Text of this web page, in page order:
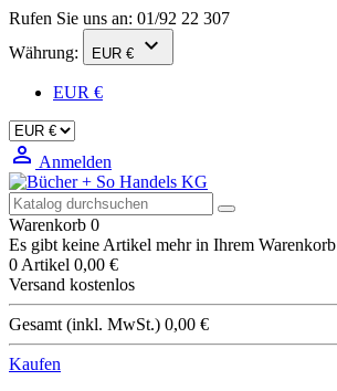
Rufen Sie uns an: 01/92 22 307
Währung:
EUR € 
EUR €
 Anmelden
Warenkorb 0
Es gibt keine Artikel mehr in Ihrem Warenkorb
0 Artikel 0,00 €
Versand kostenlos
Gesamt (inkl. MwSt.) 0,00 €
Kaufen